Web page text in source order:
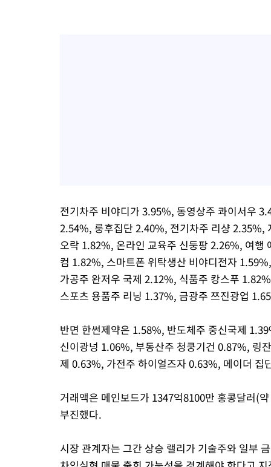
전기차주 비야디가 3.95%, 동영상주 콰이서우
2.54%, 룽후집단 2.40%, 전기차주 리샹 2.35%,
오락 1.82%, 온라인 교육주 신둥팡 2.26%, 여행
컴 1.82%, 스마트폰 위탁생산 비야디전자
가공주 완저우 국제 2.12%, 식품주 캉스푸
스포츠 용품주 리닝 1.37%, 금광주 쯔진광업
반면 한썬제약은 1.58%, 반도체주 중신국제
신이광넝 1.06%, 부동산주 청쿵기건 0.87%, 링
제 0.63%, 가전주 하이얼즈자 0.63%, 메이더
거래액은 메인보드가 1347억8100만 홍콩달러(
부진했다.
시장 관계자는 그간 상승 랠리가 기술주와 일부